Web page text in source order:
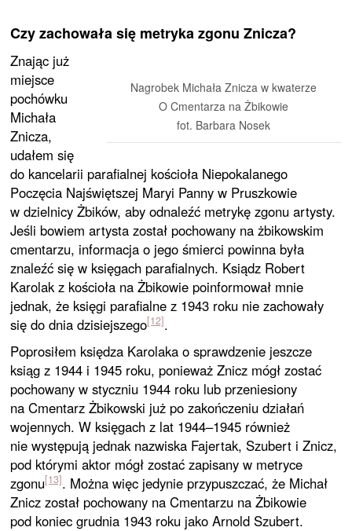
Czy zachowała się metryka zgonu Znicza?
Nagrobek Michała Znicza w kwaterze
O Cmentarza na Żbikowie
fot. Barbara Nosek
Znając już
miejsce
pochówku
Michała
Znicza,
udałem się
do kancelarii parafialnej kościoła Niepokalanego
Poczęcia Najświętszej Maryi Panny w Pruszkowie
w dzielnicy Żbików, aby odnaleźć metrykę zgonu artysty.
Jeśli bowiem artysta został pochowany na żbikowskim
cmentarzu, informacja o jego śmierci powinna była
znaleźć się w księgach parafialnych. Ksiądz Robert
Karolak z kościoła na Żbikowie poinformował mnie
jednak, że księgi parafialne z 1943 roku nie zachowały
się do dnia dzisiejszego[12].
Poprosiłem księdza Karolaka o sprawdzenie jeszcze
ksiąg z 1944 i 1945 roku, ponieważ Znicz mógł zostać
pochowany w styczniu 1944 roku lub przeniesiony
na Cmentarz Żbikowski już po zakończeniu działań
wojennych. W księgach z lat 1944–1945 również
nie występują jednak nazwiska Fajertak, Szubert i Znicz,
pod którymi aktor mógł zostać zapisany w metryce
zgonu[13]. Można więc jedynie przypuszczać, że Michał
Znicz został pochowany na Cmentarzu na Żbikowie
pod koniec grudnia 1943 roku jako Arnold Szubert.